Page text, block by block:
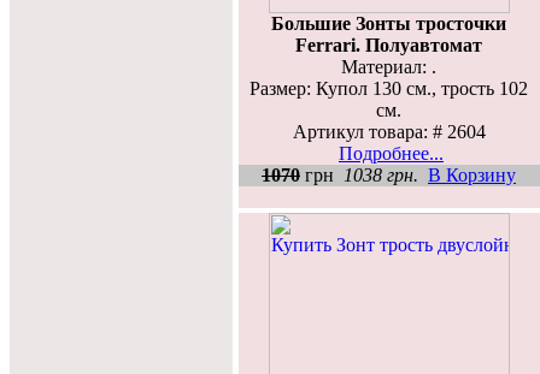
Большие Зонты тросточки
Ferrari. Полуавтомат
Материал: .
Размер: Купол 130 см., трость 102
см.
Артикул товара: # 2604
Подробнее...
1070 грн 1038 грн. В Корзину